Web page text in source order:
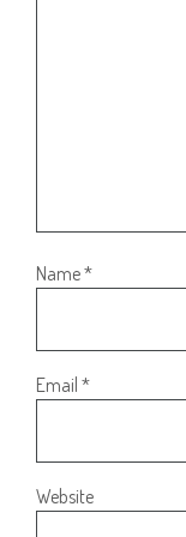
Name*
Email *
Website